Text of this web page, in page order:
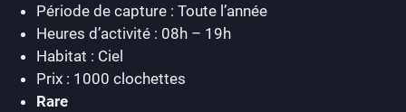
Période de capture : Toute l’année
Heures d’activité : 08h – 19h
Habitat : Ciel
Prix : 1000 clochettes
Rare